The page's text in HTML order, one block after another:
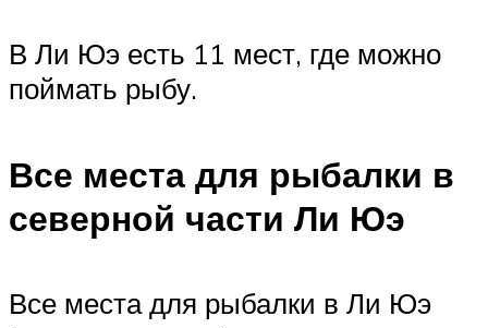
В Ли Юэ есть 11 мест, где можно
поймать рыбу.
Все места для рыбалки в
северной части Ли Юэ
Все места для рыбалки в Ли Юэ